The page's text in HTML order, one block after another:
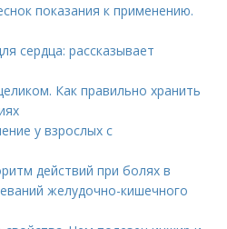
показания к применению.
сердца: рассказывает
Как правильно хранить
у взрослых с
действий при болях в
желудочно-кишечного